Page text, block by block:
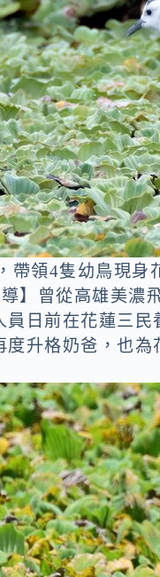
帶領4隻幼鳥現
導】曾從高雄美
員日前在花蓮三
升格奶爸，也為